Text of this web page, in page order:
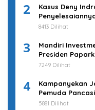
2
Kasus Deny
Pengawal
8413 Dilihat
3
Mandiri
Presiden
Investasi
7249 Dilihat
4
Kampanyekan
Pemuda
Untuk Memimpin
5881 Dilihat